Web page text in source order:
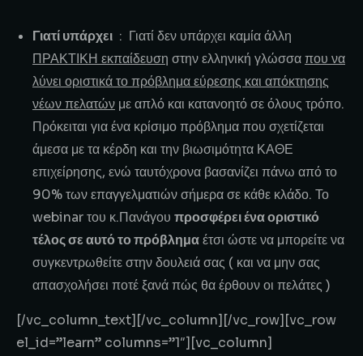
Γιατί υπάρχει : Γιατί δεν υπάρχει καμία άλλη
ΠΡΑΚΤΙΚΗ εκπαίδευση στην ελληνική γλώσσαπου να
λύνει οριστικά το πρόβλημα εύρεσης και απόκτησης
νέων πελατών με απλό και κατανοητό σε όλους τρόπο.
Πρόκειται για ένα κρίσιμο πρόβλημα που σχετίζεται
άμεσα με τα κέρδη και την βιωσιμότητα ΚΑΘΕ
επιχείρησης, ενώ ταυτόχρονα βασανίζει πάνω από το
90% των επαγγελματιών σήμερα σε κάθε κλάδο. Το
webinar του κ.Πανάγου προσφέρει ένα οριστικό
τέλος σε αυτό το πρόβλημαέτσι ώστε να μπορείτε να
συγκεντρωθείτε στην δουλειά σας ( και να μην σας
απασχολήσει ποτέ ξανά πώς θα έρθουν οι πελάτες )
[/vc_column_text][/vc_column][/vc_row][vc_row
el_id=”learn” columns=”1″][vc_column]